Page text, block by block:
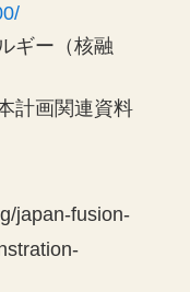
ギー（核融
計画関連資料
japan-fusion-